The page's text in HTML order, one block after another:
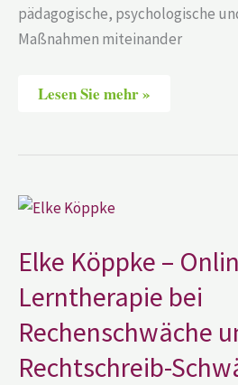
pädagogische, psychologische
Maßnahmen miteinander
Lesen Sie mehr »
Elke Köppke –
Lerntherapie bei
Rechenschwäche
Rechtschreib-
Elke
Köppke
Online-
Lerntherapie
bei
Rechenschwäche
und
Lese-
Rechtschreib-
Schwäche